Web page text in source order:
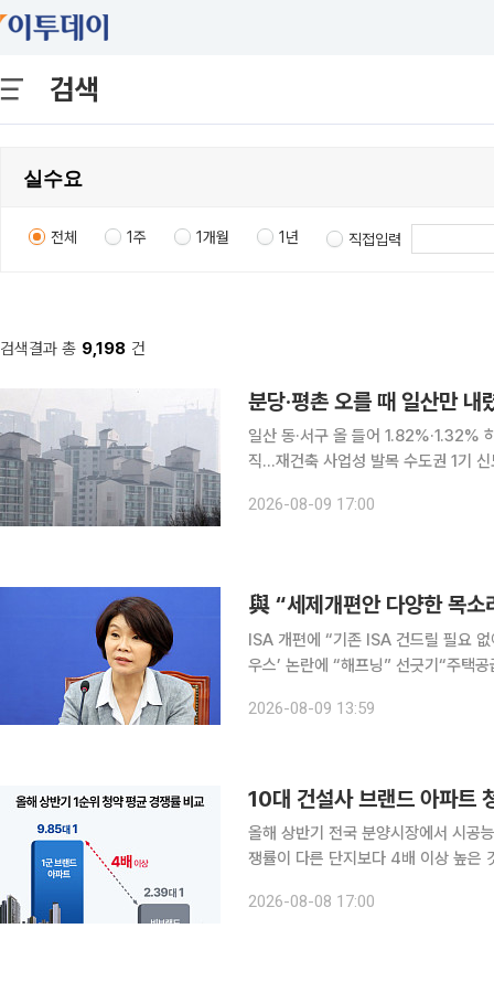
검색
전체 1주 1개월 1년 직접입력
검색결과 총 9,198 건
분당·평촌 오를 때 일산만 내
일산 동·서구 올 들어 1.82%·1.32%
직…재건축 사업성 발목 수도권 1기 신도시가 위치한 지역의 아파트값이 올해 대체로 상승한 가운데
올랐지만 일산은 동·서구 모두 마이
2026-08-09 17:00
與 “세제개편안 다양한 목
ISA 개편에 “기존 ISA 건드릴 필요
우스’ 논란에 “해프닝” 선긋기“주택공급, 인허가
민주당은 8월 말 당정 조율을 거친 개
2026-08-09 13:59
10대 건설사 브랜드 아파트
올해 상반기 전국 분양시장에서 시공
쟁률이 다른 단지보다 4배 이상 높은
따르면 올해 1~6월 전국에서 분양한
2026-08-08 17:00